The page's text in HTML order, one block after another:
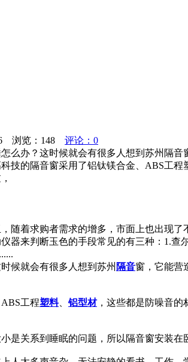
浏览： 148
评论：0
么办？这时候就会有很多人想到苏州隔
技的隔音窗采用了铝钛镁合金、ABS工
着求购者需求的增多，市面上也出现
来判断玉色的手段常见的有三种：1.
候就会有很多人想到苏州 隔音窗，它能营
工程塑料、铝型材，这些都是防噪音的
是关系到睡眠的问题，所以隔音窗安装在